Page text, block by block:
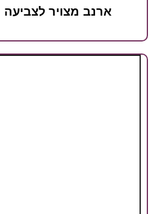
ארנב מצויר לצביעה